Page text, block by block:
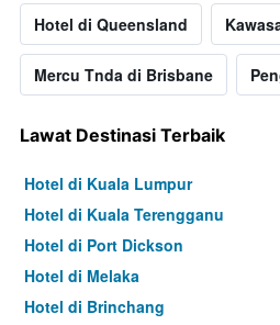
Hotel di Queensland
Mercu Tnda di Brisbane
Lawat Destinasi Terbaik
Hotel di Kuala Lumpur
Hotel di Kuala Terengganu
Hotel di Port Dickson
Hotel di Melaka
Hotel di Brinchang